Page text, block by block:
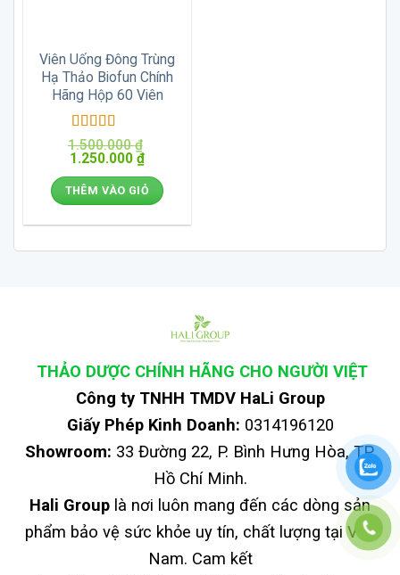
Viên Uống Đông Trùng
Hạ Thảo Biofun Chính
Hãng Hộp 60 Viên
Được xếp
hạng4.675
1.500.000₫
Giá
là:
1.500.000 ₫.
1.250.000 ₫Giá
tại
là:
THÊM VÀO GIỎ
THẢO DƯỢC CHÍNH HÃNG CHO NGƯỜI VIỆT
Công ty TNHH TMDV HaLi Group
Giấy Phép Kinh Doanh: 0314196120
Showroom: 33 Đường 22, P. Bình Hưng Hòa, TP.
Hồ Chí Minh.
Hali Group là nơi luôn mang đến các dòng sản
phẩm bảo vệ sức khỏe uy tín, chất lượng tại Việt
Nam. Cam kết